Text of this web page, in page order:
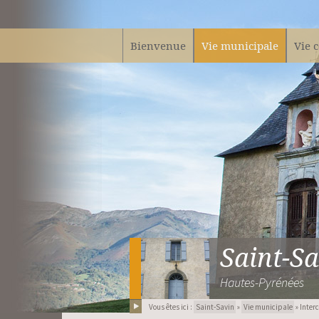
Saint-
Hautes-Pyrénées
Vous êtes ici : Saint-Savin » Vie municipale »
Bienvenue Vie municipale Vie